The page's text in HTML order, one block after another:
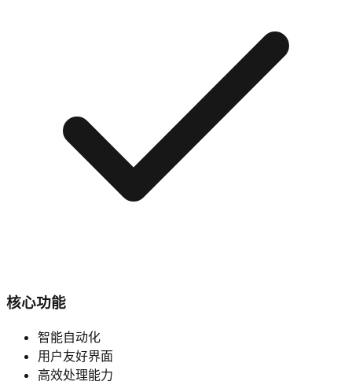
核心功能
智能自动化
用户友好界面
高效处理能力